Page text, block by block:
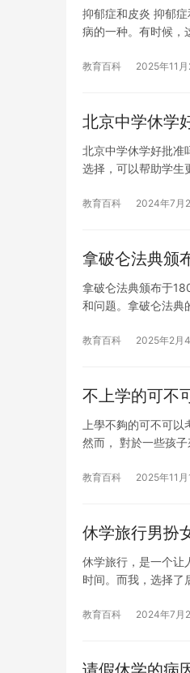
抑郁症和皮炎 抑郁
病的一种。有时候，
教育百科 2025年11月
北京中学休学
北京中学休学好批准
选择，可以帮助学生
教育百科 2024年7月
拿破仑法典颁
拿破仑法典颁布于
和问题。拿破仑法典
教育百科 2025年2月
不上学的可不
上學不夠的可不可
然而， 對於一些孩
教育百科 2025年11月
休学旅行男扮
休学旅行，是一个让
时间。而我，选择
教育百科 2024年7月